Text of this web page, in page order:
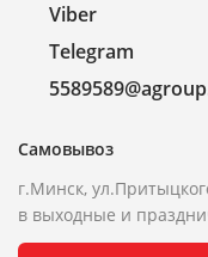
Viber
Telegram
Самовывоз
г.Минск,
в выходные и